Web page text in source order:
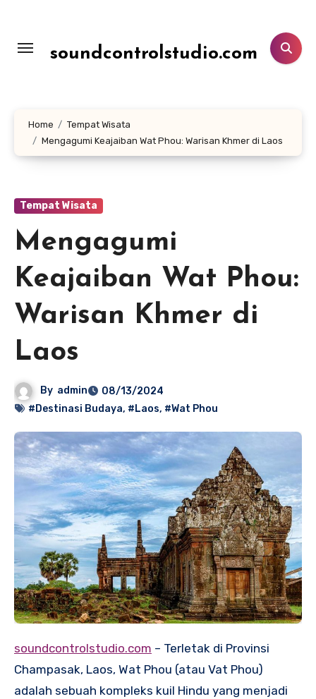
konten
soundcontrolstudio.com
Home
Tempat Wisata
Mengagumi Keajaiban Wat Phou: Warisan Khmer di Laos
Tempat Wisata
Mengagumi
Keajaiban Wat Phou:
Warisan Khmer di
Laos
By admin
08/13/2024
#Destinasi Budaya, #Laos, #Wat Phou
soundcontrolstudio.com – Terletak di Provinsi
Champasak, Laos, Wat Phou (atau Vat Phou)
adalah sebuah kompleks kuil Hindu yang menjadi